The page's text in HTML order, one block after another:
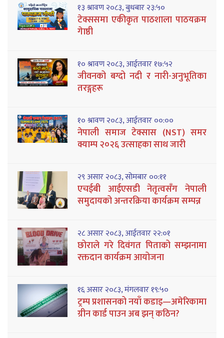
१३ श्रावण २०८३, बुधबार २३:५०
टेक्ससमा एकीकृत पाठशाला पाठयक्रम
गेाष्ठी
१० श्रावण २०८३, आईतवार १७:५२
जीवनको बग्दो नदी र नारी-अनुभूतिका
तरङ्गहरू
१० श्रावण २०८३, आईतवार ००:००
नेपाली समाज टेक्सास (NST) समर
क्याम्प २०२६ उत्साहका साथ जारी
२९ असार २०८३, सोमबार ००:११
एचईबी आईएसडी नेतृत्वसँग नेपाली
समुदायको अन्तरक्रिया कार्यक्रम सम्पन्न
२८ असार २०८३, आईतवार २२:०१
छोराले गरे दिवंगत पिताको सम्झनामा
रक्तदान कार्यक्रम आयोजना
१६ असार २०८३, मंगलवार १९:५०
ट्रम्प प्रशासनको नयाँ कडाइ—अमेरिकामा
ग्रीन कार्ड पाउन अब झन् कठिन?